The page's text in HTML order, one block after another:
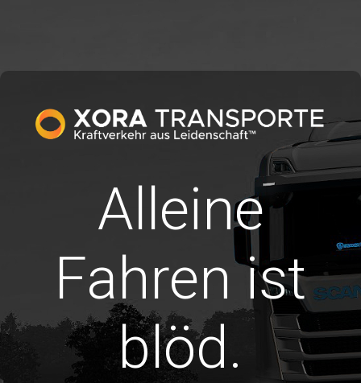
Alleine
Fahren ist
blöd.